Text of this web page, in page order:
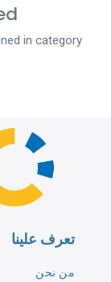
in category "
تعرف علينا
من نحن